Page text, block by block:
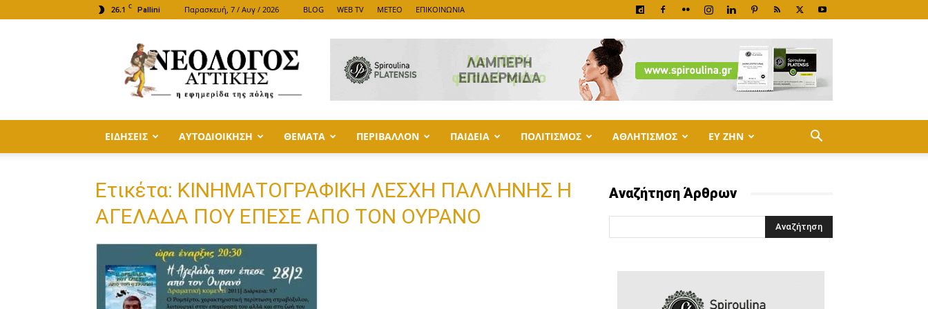
26.1 C Pallini Παρασκευή, 7 / Αυγ / 2026 BLOG WEB TV METEO ΕΠΙΚΟΙΝΩΝΙΑ
ΑΤΤΙΚΗΣ
ΕΙΔΗΣΕΙΣ ΑΥΤΟΔΙΟΙΚΗΣΗ ΘΕΜΑΤΑ ΠΕΡΙΒΑΛΛΟΝ ΠΑΙΔΕΙΑ ΠΟΛΙΤΙΣΜΟΣ ΑΘΛΗΤΙΣΜΟΣ ΕΥ ΖΗΝ
Ετικέτα: ΚΙΝΗΜΑΤΟΓΡΑΦΙΚΗ ΛΕΣΧΗ ΠΑΛΛΗΝΗΣ Η
ΑΓΕΛΑΔΑ ΠΟΥ ΕΠΕΣΕ ΑΠΟ ΤΟΝ ΟΥΡΑΝΟ
Αναζήτηση Άρθρων